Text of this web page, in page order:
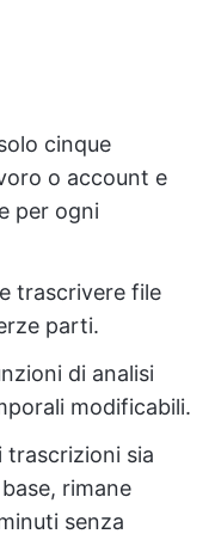
cinque
o account e
per ogni
trascrivere file
parti.
di analisi
modificabili.
trascrizioni sia
rimane
senza